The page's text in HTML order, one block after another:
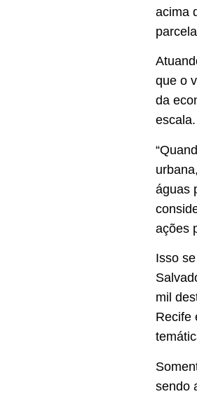
acima
que o
da
escala.
águas
ações
Isso
mil
Recife
sendo